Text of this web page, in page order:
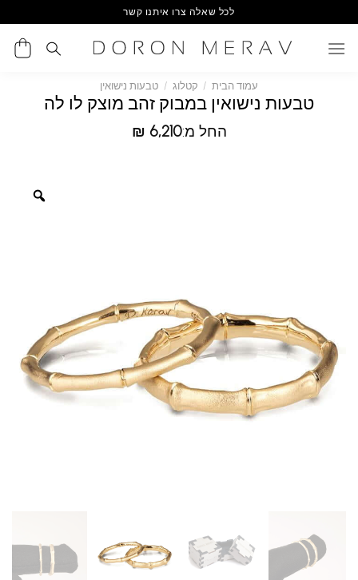
to
content
לכל שאלה צרו איתנו קשר
עמוד הבית / קטלוג / טבעות נישואין
טבעות נישואין במבוק זהב מוצק לו לה
החל מ: ₪ 6,210